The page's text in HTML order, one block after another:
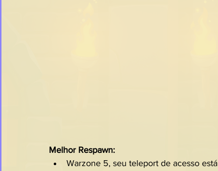
Melhor Respawn:
Warzone 5, seu teleport de acesso está